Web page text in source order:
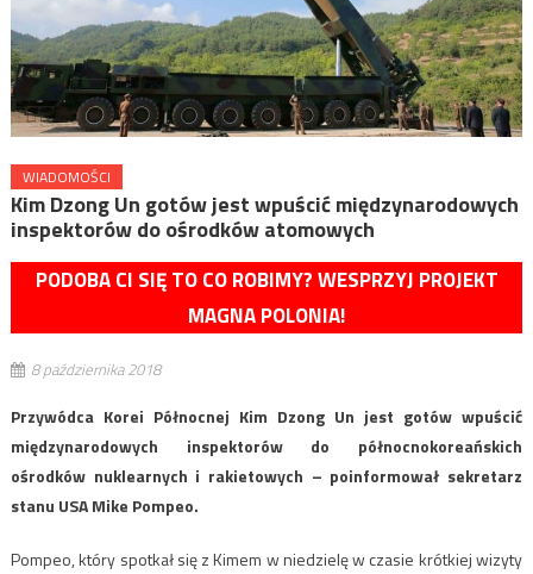
WIADOMOŚCI
Kim Dzong Un gotów jest wpuścić międzynarodowych
inspektorów do ośrodków atomowych
PODOBA CI SIĘ TO CO ROBIMY? WESPRZYJ PROJEKT
MAGNA POLONIA!
8 października 2018
Przywódca Korei Północnej Kim Dzong Un jest gotów wpuścić
międzynarodowych inspektorów do północnokoreańskich
ośrodków nuklearnych i rakietowych – poinformował sekretarz
stanu USA Mike Pompeo.
Pompeo, który spotkał się z Kimem w niedzielę w czasie krótkiej wizyty